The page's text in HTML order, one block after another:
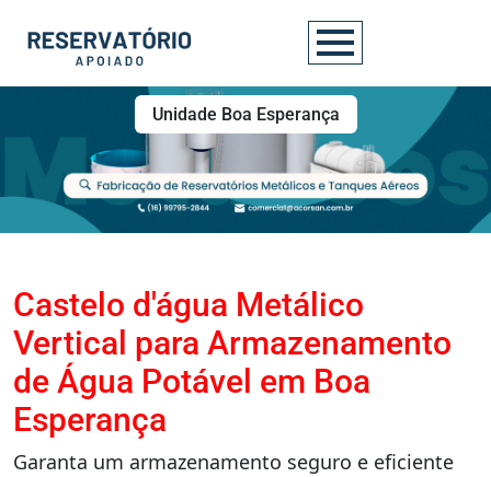
Unidade Boa Esperança
Castelo d'água Metálico
Vertical para Armazenamento
de Água Potável em Boa
Esperança
Garanta um armazenamento seguro e eficiente